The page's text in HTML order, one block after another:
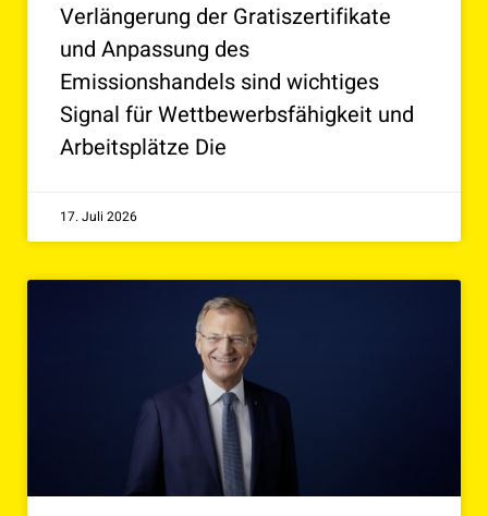
Verlängerung der Gratiszertifikate
und Anpassung des
Emissionshandels sind wichtiges
Signal für Wettbewerbsfähigkeit und
Arbeitsplätze Die
17. Juli 2026